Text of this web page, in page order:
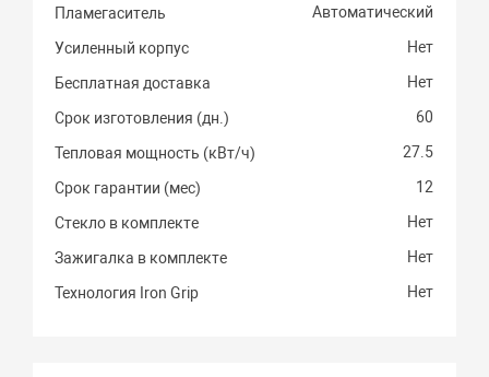
Пламегаситель Автоматический
Усиленный корпус Нет
Бесплатная доставка Нет
Срок изготовления (дн.) 60
Тепловая мощность (кВт/ч) 27.5
Срок гарантии (мес) 12
Стекло в комплекте Нет
Зажигалка в комплекте Нет
Технология Iron Grip Нет